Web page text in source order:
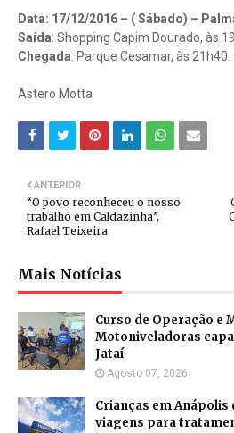
Data: 17/12/2016 – ( Sábado) –
Saída: Shopping Capim Dourado, às
Chegada: Parque Cesamar, às 21h40.
Astero Motta
ANTERIOR
“O povo reconheceu o nosso
trabalho em Caldazinha”,
Rafael Teixeira
Mais Notícias
Curso de Operação e
Motoniveladoras
Jataí
Agosto 07, 2026
Crianças em
viagens para